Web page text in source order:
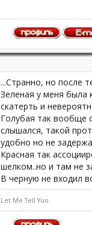
...Странно, но после
Зеленая у меня была
скатерть и
Голубая так вообще
слышался, такой
удобно но не
Красная так
шелком..но и там не
В черную не входил
Let Me Tell Yuo